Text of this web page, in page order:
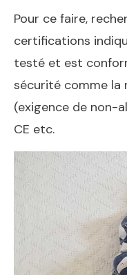
Pour ce faire,
certifications
testé et est
sécurité comme la
(exigence de non-
CE etc.